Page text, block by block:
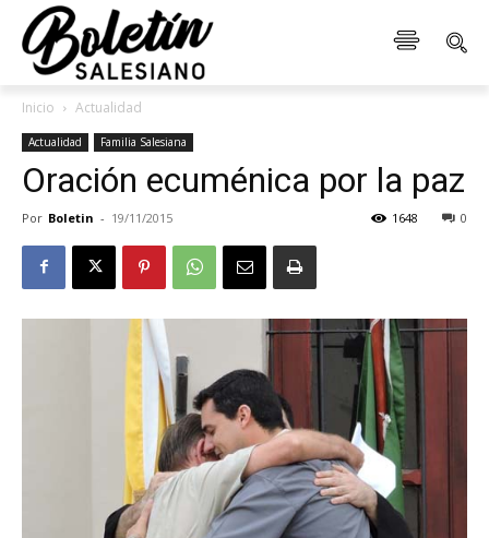
Inicio Actualidad
Actualidad Familia Salesiana
Oración ecuménica por la paz
Por Boletin - 19/11/2015 0
1648